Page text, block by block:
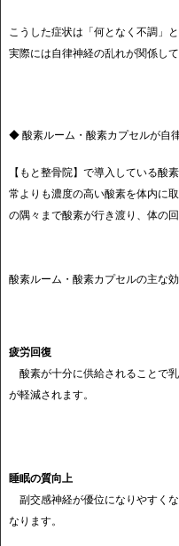
こうした症状は「何となく不調」
実際には自律神経の乱れが関係し
◆ 酸素ルーム・酸素カプセルが自
【もと整骨院】で導入している酸
常よりも濃度の高い酸素を体内に
の隅々まで酸素が行き渡り、体の
酸素ルーム・酸素カプセルの主な
疲労回復
酸素が十分に供給されることで
が軽減されます。
睡眠の質向上
副交感神経が優位になりやすく
なります。